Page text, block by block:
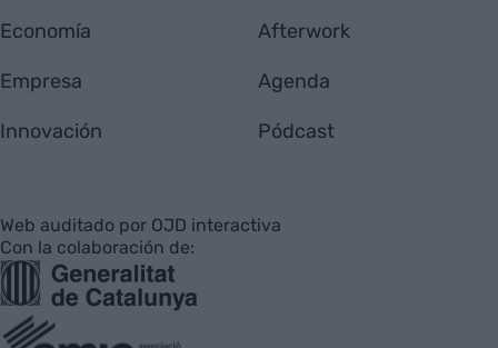
Economía
Empresa
Innovación
Afterwork
Agenda
Pódcast
Web auditado por OJD interactiva
Con la colaboración de: